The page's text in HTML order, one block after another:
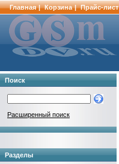
Главная | Корзина | Прайс-лист
Поиск
Расширенный поиск
Разделы